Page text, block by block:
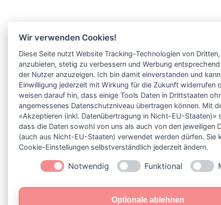
Wir verwenden Cookies!
Diese Seite nutzt Website Tracking-Technologien von
anzubieten, stetig zu verbessern und Werbung
der Nutzer anzuzeigen. Ich bin damit einverstanden und
Einwilligung jederzeit mit Wirkung für die Zukunft widerrufen
weisen darauf hin, dass einige Tools Daten in Drittstaaten
angemessenes Datenschutzniveau übertragen können. Mit
«Akzeptieren (inkl. Datenübertragung in Nicht-EU-Staaten)»
dass die Daten sowohl von uns als auch von den jeweiligen
(auch aus Nicht-EU-Staaten) verwendet werden dürfen. Sie
Cookie-Einstellungen selbstverständlich jederzeit ändern.
Notwendig Funktional
Optionale ablehnen